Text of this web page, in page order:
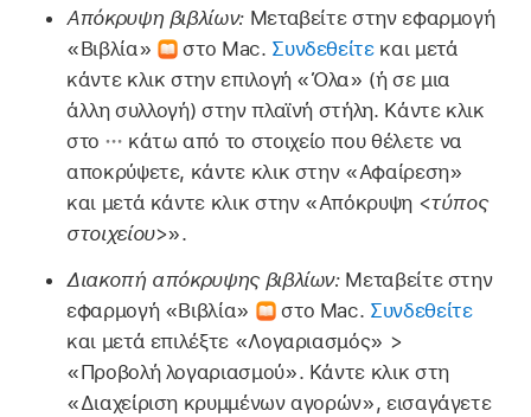
Απόκρυψη βιβλίων:Μεταβείτε στην εφαρμογή
«Βιβλία»
στο Mac. Συνδεθείτεκαι μετά
κάντε κλικ στην επιλογή «Όλα» (ή σε μια
άλλη συλλογή) στην πλαϊνή στήλη. Κάντε κλικ
στο
κάτω από το στοιχείο που θέλετε να
αποκρύψετε, κάντε κλικ στην «Αφαίρεση»
και μετά κάντε κλικ στην «Απόκρυψη <τύπος
στοιχείου>».
Διακοπή απόκρυψης βιβλίων:Μεταβείτε στην
εφαρμογή «Βιβλία»
στο Mac. Συνδεθείτε
και μετά επιλέξτε «Λογαριασμός» >
«Προβολή λογαριασμού». Κάντε κλικ στη
«Διαχείριση κρυμμένων αγορών», εισαγάγετε